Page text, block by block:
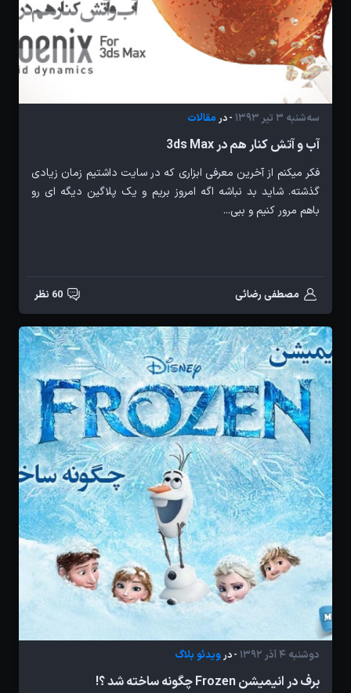
سه‌شنبه 3 تیر 1393 - در مقالات
آب و آتش کنار هم در 3ds Max
فکر میکنم از آخرین معرفی ابزاری که در سایت داشتیم زمان زیادی
گذشته. شاید بد نباشه اگه امروز بریم و یک پلاگین دیگه ای رو
باهم مرور کنیم و ببی...
مصطفی رضائی 60 نظر
دوشنبه 4 آذر 1392 - درویدئو بلاگ
برف در انیمیشن Frozen چگونه ساخته شد ؟!